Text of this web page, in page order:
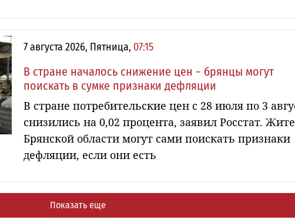
7 августа 2026, Пятница, 07:15
В стране началось снижение цен − брянцы могут
поискать в сумке признаки дефляции
В стране потребительские цен с 28 июля по 3
снизились на 0,02 процента, заявил Росстат.
Брянской области могут сами поискать признаки
дефляции, если они есть
Показать еще